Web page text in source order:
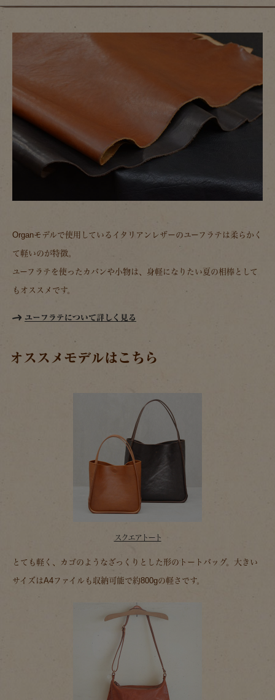
Organモデルで使用しているイタリアンレザーのユーフラテは柔らかく
て軽いのが特徴。
ユーフラテを使ったカバンや小物は、身軽になりたい夏の相棒として
もオススメです。
ユーフラテについて詳しく見る
オススメモデルはこちら
スクエアトート
とても軽く、カゴのようなざっくりとした形のトートバッグ。大きい
サイズはA4ファイルも収納可能で約800gの軽さです。